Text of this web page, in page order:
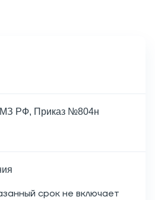
МЗ РФ, Приказ №804н
срок не включает